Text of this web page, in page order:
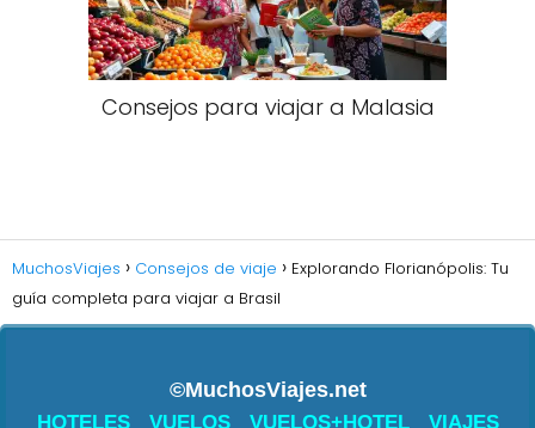
Consejos para viajar a Malasia​
MuchosViajes Consejos de viaje
Explorando Florianópolis: Tu
guía completa para viajar a Brasil
©MuchosViajes.net
HOTELES VUELOS VUELOS+HOTEL
VIAJES